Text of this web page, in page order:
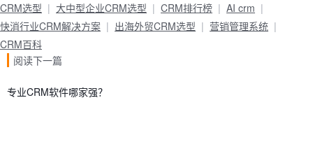
CRM选型
大中型企业CRM选型 CRM排行榜
AI crm
快消行业CRM解决方案
出海外贸CRM选型
营销管理系统
CRM百科
阅读下一篇
专业CRM软件哪家强？